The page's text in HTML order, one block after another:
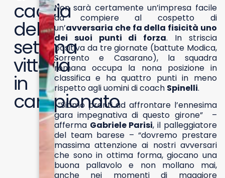
caccia
della
settima
vittoria
in
campionato
Non sarà certamente un’impresa facile
da compiere al cospetto di
un’avversaria che fa della fisicità uno
dei suoi punti di forza. In striscia
positiva da tre giornate (battute Modica,
Sorrento e Casarano), la squadra
romana occupa la nona posizione in
classifica e ha quattro punti in meno
rispetto agli uomini di coach Spinelli.
“Siamo pronti ad affrontare l’ennesima
gara impegnativa di questo girone” –
afferma Gabriele Parisi, il palleggiatore
del team barese – “dovremo prestare
massima attenzione ai nostri avversari
che sono in ottima forma, giocano una
buona pallavolo e non mollano mai,
anche nei momenti di maggiore